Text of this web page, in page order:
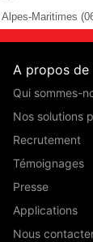
Alpes-Maritimes
A propos de
Qui sommes-
Nos solutions
Recrutement
Témoignages
Presse
Applications
Nous